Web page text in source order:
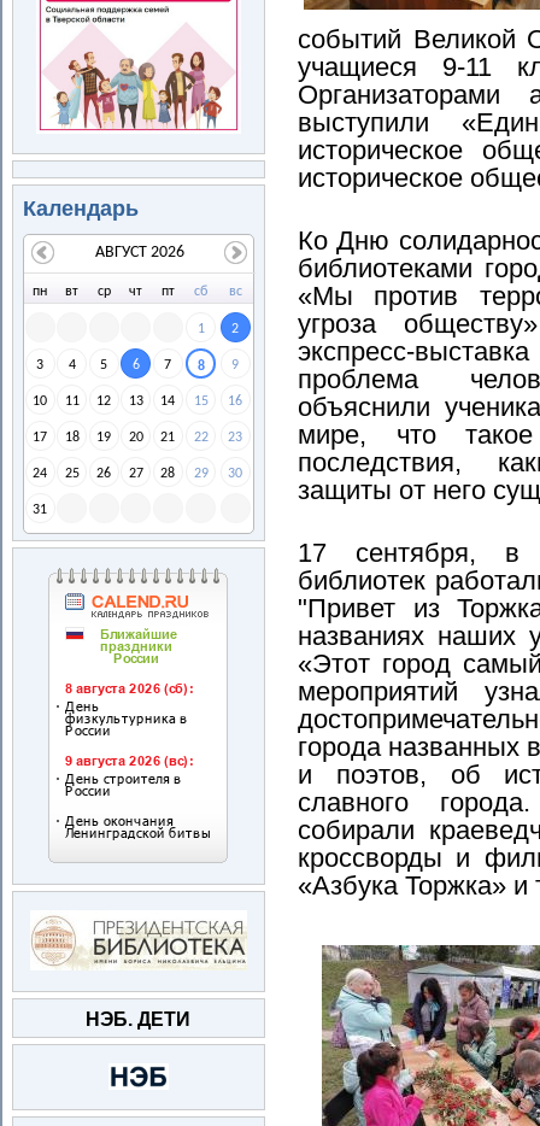
Календарь
пн вт ср чт пт сб вс
1 2
3 4 5 6 7 8 9
10 11 12 13 14 15 16
17 18 19 20 21 22 23
24 25 26 27 28 29 30
31
АВГУСТ 2026
НЭБ. ДЕТИ
событий Великой
учащиеся 9-11
выступили
историческое
историческое
Ко Дню
библиотеками
«Мы против
угроза
экспресс-
проблема
объяснили
мире, что
последствия,
защиты от него
17 сентября, в
библиотек
"Привет из
названиях наших
«Этот город
мероприятий
города названных
и поэтов, об
славного
собирали
кроссворды и
«Азбука Торжка» и